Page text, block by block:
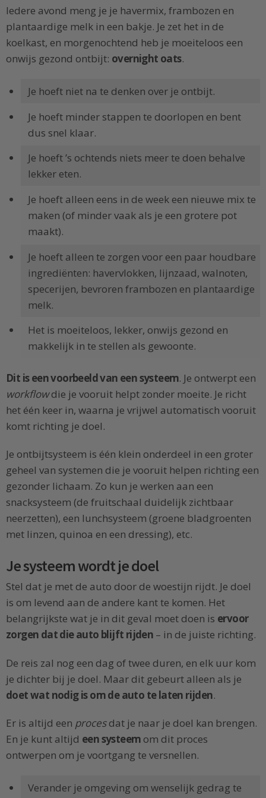
Iedere avond meng je je havermix, frambozen en
plantaardige melk in een bakje. Je zet het in de
koelkast, en morgenochtend heb je moeiteloos een
onwijs gezond ontbijt: overnight oats.
Je hoeft niet na te denken over je ontbijt.
Je hoeft minder stappen te doorlopen en bent
dus snel klaar.
Je hoeft ’s ochtends niets meer te doen behalve
lekker eten.
Je hoeft alleen eens in de week een nieuwe mix te
maken (of minder vaak als je een grotere pot
maakt).
Je hoeft alleen te zorgen voor een paar houdbare
ingrediënten: havervlokken, lijnzaad, walnoten,
specerijen, bevroren frambozen en plantaardige
melk.
Het is moeiteloos, lekker, onwijs gezond en
makkelijk in te stellen als gewoonte.
Dit is een voorbeeld van een systeem. Je ontwerpt een
workflowdie je vooruit helpt zonder moeite. Je richt
het één keer in, waarna je vrijwel automatisch vooruit
komt richting je doel.
Je ontbijtsysteem is één klein onderdeel in een groter
geheel van systemen die je vooruit helpen richting een
gezonder lichaam. Zo kun je werken aan een
snacksysteem (de fruitschaal duidelijk zichtbaar
neerzetten), een lunchsysteem (groene bladgroenten
met linzen, quinoa en een dressing), etc.
Je systeem wordt je doel
Stel dat je met de auto door de woestijn rijdt. Je doel
is om levend aan de andere kant te komen. Het
belangrijkste wat je in dit geval moet doen is ervoor
zorgen dat die auto blijft rijden – in de juiste richting.
De reis zal nog een dag of twee duren, en elk uur kom
je dichter bij je doel. Maar dit gebeurt alleen als je
doet wat nodig is om de auto te laten rijden.
Er is altijd een procesdat je naar je doel kan brengen.
En je kunt altijd een systeem om dit proces
ontwerpen om je voortgang te versnellen.
Verander je omgeving om wenselijk gedrag te